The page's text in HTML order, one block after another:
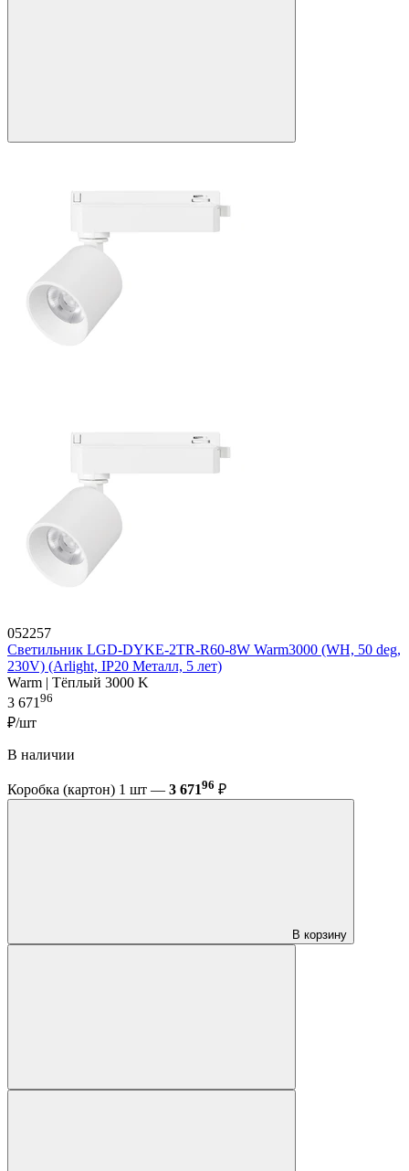
052257
Светильник LGD-DYKE-2TR-R60-8W Warm3000 (WH, 50 deg,
230V) (Arlight, IP20 Металл, 5 лет)
Warm | Тёплый 3000 K
3 67196
₽/шт
В наличии
Коробка (картон) 1 шт — 3 67196 ₽
В корзину